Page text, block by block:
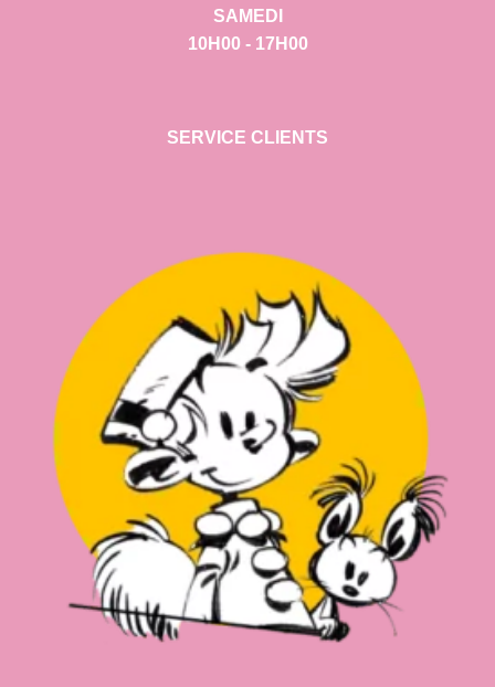
SAMEDI
10H00 - 17H00
SERVICE CLIENTS